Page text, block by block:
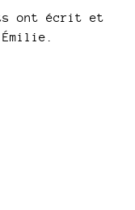
ont écrit et